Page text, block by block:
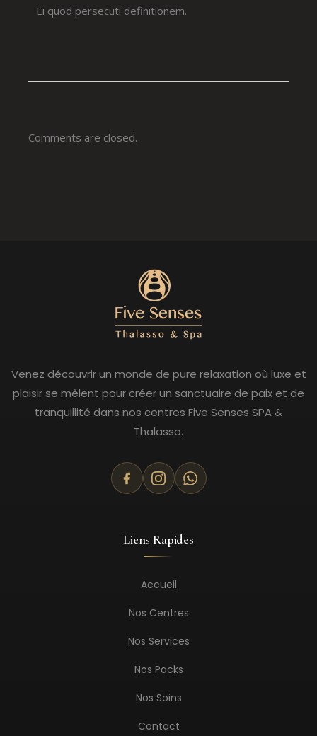
Ei quod persecuti definitionem.
Comments are closed.
Venez découvrir un monde de pure relaxation où luxe et
plaisir se mêlent pour créer un sanctuaire de paix et de
tranquillité dans nos centres Five Senses SPA &
Thalasso.
Liens Rapides
Accueil
Nos Centres
Nos Services
Nos Packs
Nos Soins
Contact